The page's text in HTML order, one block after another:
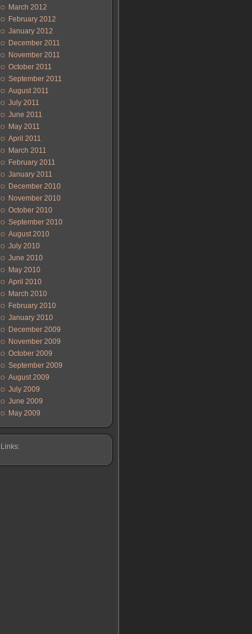
March 2012
February 2012
January 2012
December 2011
November 2011
October 2011
September 2011
August 2011
July 2011
June 2011
May 2011
April 2011
March 2011
February 2011
January 2011
December 2010
November 2010
October 2010
September 2010
August 2010
July 2010
June 2010
May 2010
April 2010
March 2010
February 2010
January 2010
December 2009
November 2009
October 2009
September 2009
August 2009
July 2009
June 2009
May 2009
Links: